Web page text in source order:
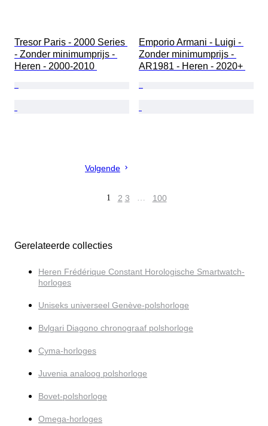
Tresor Paris - 2000 Series
- Zonder minimumprijs -
Heren - 2000-2010
Emporio Armani - Luigi -
Zonder minimumprijs -
AR1981 - Heren - 2020+
Volgende
1 2 3 … 100
Gerelateerde collecties
Heren Frédérique Constant Horologische Smartwatch-
horloges
Uniseks universeel Genève-polshorloge
Bvlgari Diagono chronograaf polshorloge
Cyma-horloges
Juvenia analoog polshorloge
Bovet-polshorloge
Omega-horloges